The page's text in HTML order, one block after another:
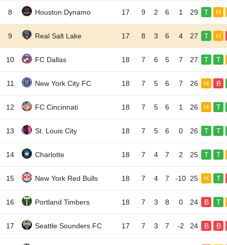
8 Houston Dynamo 17 9 2 6 1 29 T H
9 Real Salt Lake 17 8 3 6 4 27 T H
10 FC Dallas 18 7 6 5 7 27 T T
11 New York City FC 18 7 5 6 7 26 H B
12 FC Cincinnati 18 7 5 6 1 26 H T
13 St. Louis City 18 7 5 6 0 26 T T
14 Charlotte 18 7 4 7 2 25 T T
15 New York Red Bulls 18 7 4 7 -10 25 H T
16 Portland Timbers 18 7 3 8 0 24 B T
17 Seattle Sounders FC 17 7 3 7 -2 24 B B